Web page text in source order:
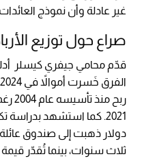
غير عادلة وأن نموذج
صراع حول توزيع
دولار ذهبت إلى صندوق عائلة
ثلاث سنوات، بينما تُقدّر قيمة الشركة